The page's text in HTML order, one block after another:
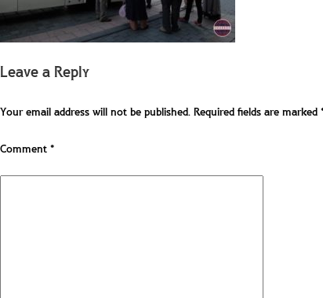
Leave a Reply
Your email address will not be published.Required fields are marked
Comment*